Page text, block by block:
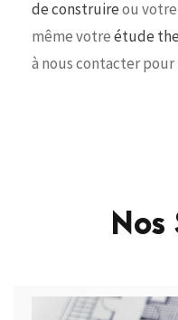
de construireou votre
même votreétude
à nous contacter
Nos